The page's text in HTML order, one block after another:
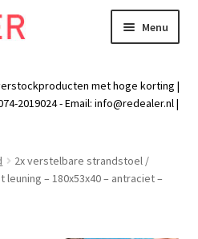
Menu
met hoge korting |
2019024 - Email: info@redealer.nl|
2x verstelbare strandstoel /
– 180x53x40 – antraciet –